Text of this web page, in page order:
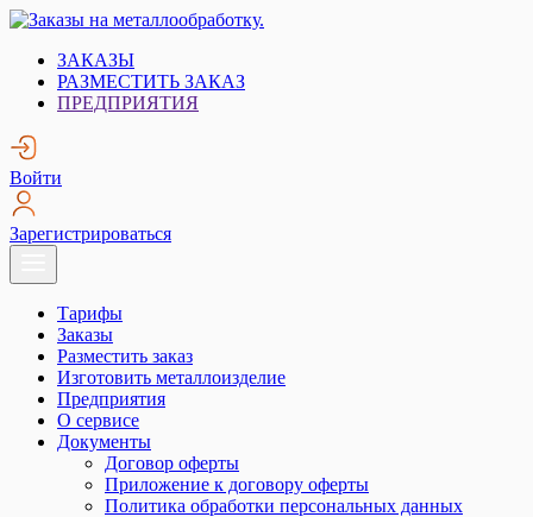
Skip
content
Заказы на металлообработку.
Металлообработка. Открытые заказы на металлообработку.
ЗАКАЗЫ
РАЗМЕСТИТЬ ЗАКАЗ
ПРЕДПРИЯТИЯ
Войти
Зарегистрироваться
Тарифы
Заказы
Разместить заказ
Изготовить металлоизделие
Предприятия
О сервисе
Документы
Договор оферты
Приложение к договору оферты
Политика обработки персональных данных